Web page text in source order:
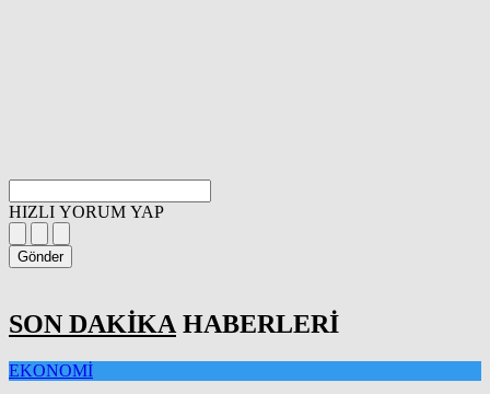
HIZLI YORUM YAP
Gönder
SON DAKİKA HABERLERİ
EKONOMİ